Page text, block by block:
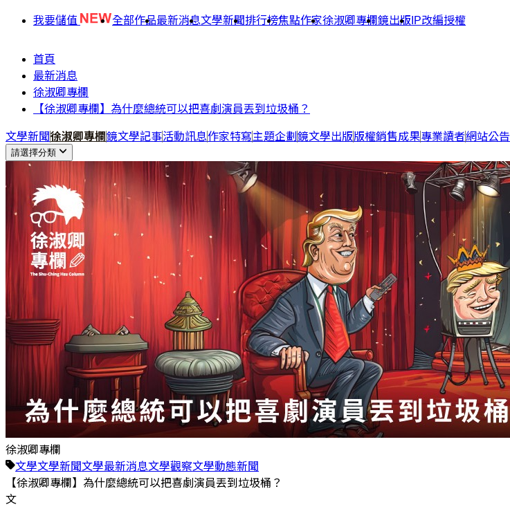
我要儲值 全部作品最新消息文學新聞排行榜焦點作家徐淑卿專欄鏡出版 IP改編授權
首頁
最新消息
徐淑卿專欄
【徐淑卿專欄】為什麼總統可以把喜劇演員丟到垃圾桶？
文學新聞徐淑卿專欄鏡文學記事活動訊息作家特寫主題企劃 鏡文學出版版權銷售成果專業讀者網站公告
請選擇分類
徐淑卿專欄
文學文學新聞文學最新消息文學觀察文學動態新聞
【徐淑卿專欄】為什麼總統可以把喜劇演員丟到垃圾桶？
文